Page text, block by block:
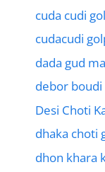
cuda cudi
cudacudi
dada gud
debor boudi
Desi Choti
dhaka choti
dhon khara